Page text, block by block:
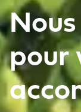
pour